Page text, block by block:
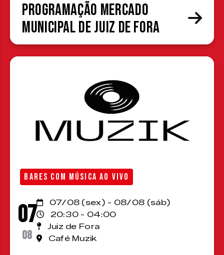
Programação Mercado
Municipal de Juiz de Fora
BARES COM MÚSICA AO VIVO
07
08
07/08 (sex) - 08/08 (sáb)
20:30 - 04:00
Juiz de Fora
Café Muzik